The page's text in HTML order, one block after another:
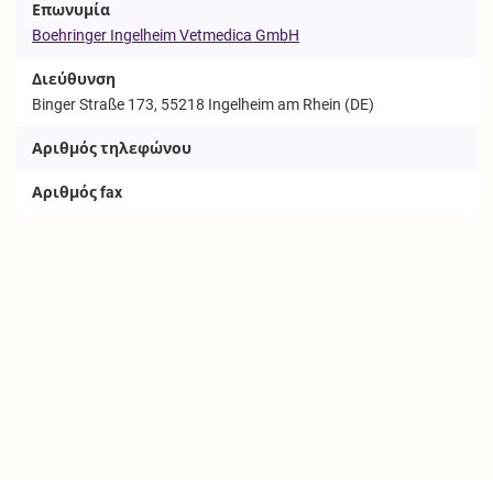
Επωνυμία
Boehringer Ingelheim Vetmedica GmbH
Διεύθυνση
Binger Straße 173, 55218 Ingelheim am Rhein (DE)
Αριθμός τηλεφώνου
Αριθμός fax